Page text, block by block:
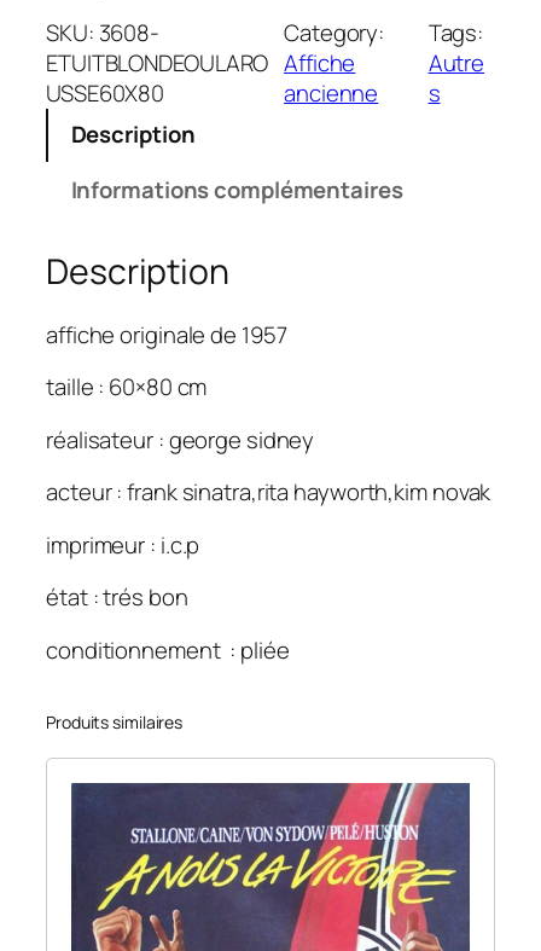
SKU: 3608-
ETUITBLONDEOULARO
USSE60X80
Category:
Affiche
ancienne
Tags:
Autre
s
Description
Informations complémentaires
Description
affiche originale de 1957
taille : 60×80 cm
réalisateur : george sidney
acteur : frank sinatra,rita hayworth,kim novak
imprimeur : i.c.p
état : trés bon
conditionnement : pliée
Produits similaires